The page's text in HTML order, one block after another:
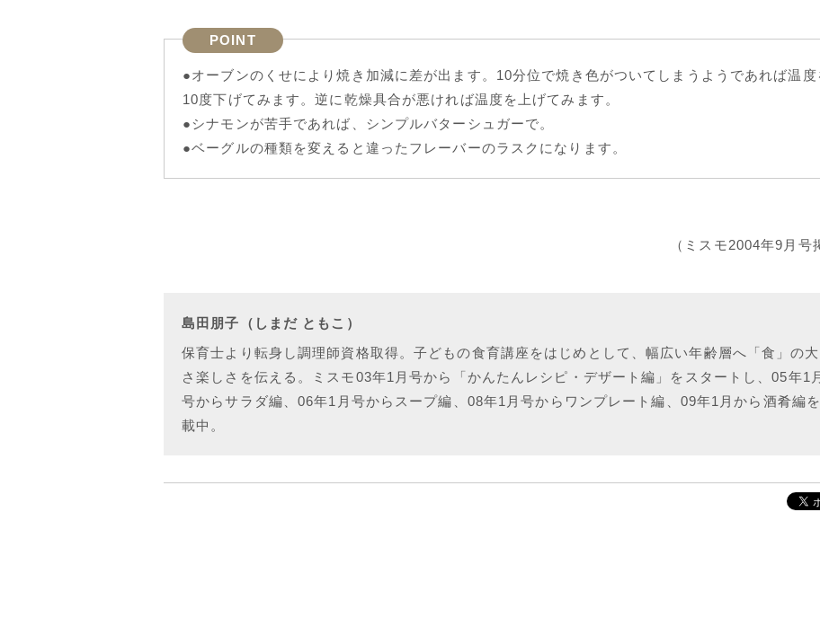
POINT
●オーブンのくせにより焼き加減に差が出ます。10分位で焼き色がついてしまうようであれば温度
10度下げてみます。逆に乾燥具合が悪ければ温度を上げてみます。
●シナモンが苦手であれば、シンプルバターシュガーで。
●ベーグルの種類を変えると違ったフレーバーのラスクになります。
（ミスモ2004年9月号
島田朋子（しまだ ともこ）
保育士より転身し調理師資格取得。子どもの食育講座をはじめとして、幅広い年齢層へ「食」の
さ楽しさを伝える。ミスモ03年1月号から「かんたんレシピ・デザート編」をスタートし、05年1
号からサラダ編、06年1月号からスープ編、08年1月号からワンプレート編、09年1月から酒肴編
載中。